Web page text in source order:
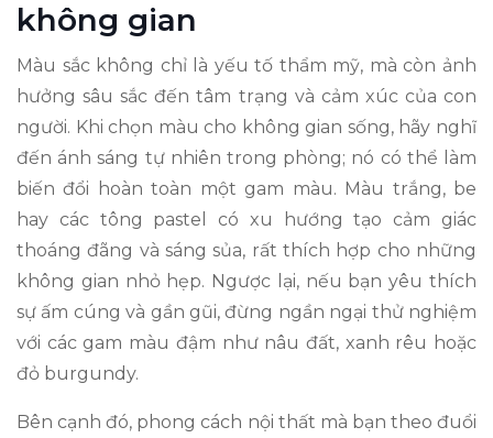
không gian
Màu sắc không chỉ là yếu tố thẩm mỹ, mà còn ảnh
hưởng sâu sắc đến tâm trạng và cảm xúc của con
người. Khi chọn màu cho không gian sống, hãy nghĩ
đến ánh sáng tự nhiên trong phòng; nó có thể làm
biến đổi hoàn toàn một gam màu. Màu trắng, be
hay các tông pastel có xu hướng tạo cảm giác
thoáng đãng và sáng sủa, rất thích hợp cho những
không gian nhỏ hẹp. Ngược lại, nếu bạn yêu thích
sự ấm cúng và gần gũi, đừng ngần ngại thử nghiệm
với các gam màu đậm như nâu đất, xanh rêu hoặc
đỏ burgundy.
Bên cạnh đó, phong cách nội thất mà bạn theo đuổi